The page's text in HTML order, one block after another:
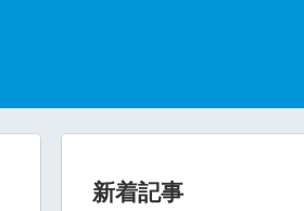
新着記事